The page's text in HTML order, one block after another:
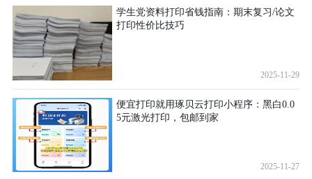
学生党资料打印省钱指南：期末复习/论文
打印性价比技巧
2025-11-29
便宜打印就用琢贝云打印小程序：黑白0.0
5元激光打印，包邮到家
2025-11-27